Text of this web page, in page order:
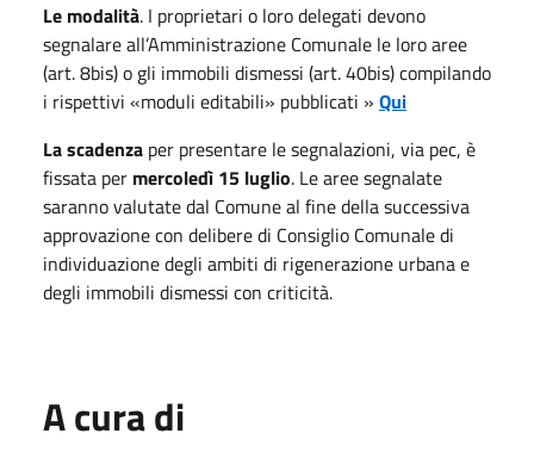
Le modalità. I proprietari o loro delegati devono
segnalare all’Amministrazione Comunale le loro aree
(art. 8bis) o gli immobili dismessi (art. 40bis) compilando
i rispettivi «moduli editabili» pubblicati » Qui
La scadenza per presentare le segnalazioni, via pec, è
fissata per mercoledì 15 luglio. Le aree segnalate
saranno valutate dal Comune al fine della successiva
approvazione con delibere di Consiglio Comunale di
individuazione degli ambiti di rigenerazione urbana e
degli immobili dismessi con criticità.
A cura di